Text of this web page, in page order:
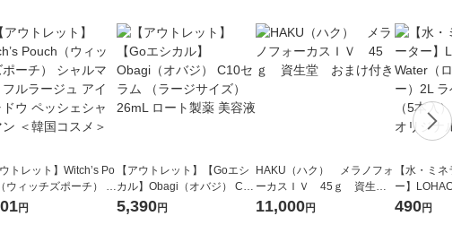
ウトレット】Witch’s Po
ウィッチズポーチ） シ
ン・フルラージュ ア
ャドウ ペッシェシャル
円
【アウトレット】【Goエシ
カル】Obagi（オバジ） C10
セラム （ラージサイズ） 26
mL ロート製薬 美容液
5,390円
HAKU（ハク） メラノフォ
ーカスＩＶ 45ｇ 資生
堂 おまけ付き
11,000円
【水・ミネラ
ー】LOHACO
コウォーター
490円